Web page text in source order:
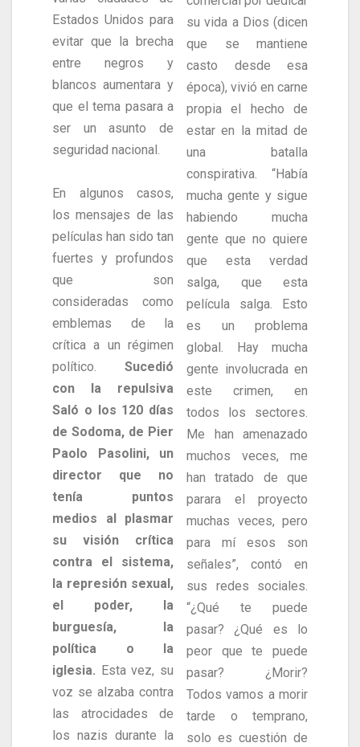
Estados Unidos para
evitar que la brecha
entre negros y
blancos aumentara y
que el tema pasara a
ser un asunto de
seguridad nacional.
En algunos casos,
los mensajes de las
películas han sido tan
fuertes y profundos
que son
consideradas como
emblemas de la
crítica a un régimen
político. Sucedió
con la repulsiva
Saló o los 120 días
de Sodoma, de Pier
Paolo Pasolini, un
director que no
tenía puntos
medios al plasmar
su visión crítica
contra el sistema,
la represión sexual,
el poder, la
burguesía, la
política o la
iglesia. Esta vez, su
voz se alzaba contra
las atrocidades de
los nazis durante la
su vida a Dios (dicen
que se mantiene
casto desde esa
época), vivió en carne
propia el hecho de
estar en la mitad de
una batalla
conspirativa. “Había
mucha gente y sigue
habiendo mucha
gente que no quiere
que esta verdad
salga, que esta
película salga. Esto
es un problema
global. Hay mucha
gente involucrada en
este crimen, en
todos los sectores.
Me han amenazado
muchos veces, me
han tratado de que
parara el proyecto
muchas veces, pero
para mí esos son
señales”, contó en
sus redes sociales.
“¿Qué te puede
pasar? ¿Qué es lo
peor que te puede
pasar? ¿Morir?
Todos vamos a morir
tarde o temprano,
solo es cuestión de